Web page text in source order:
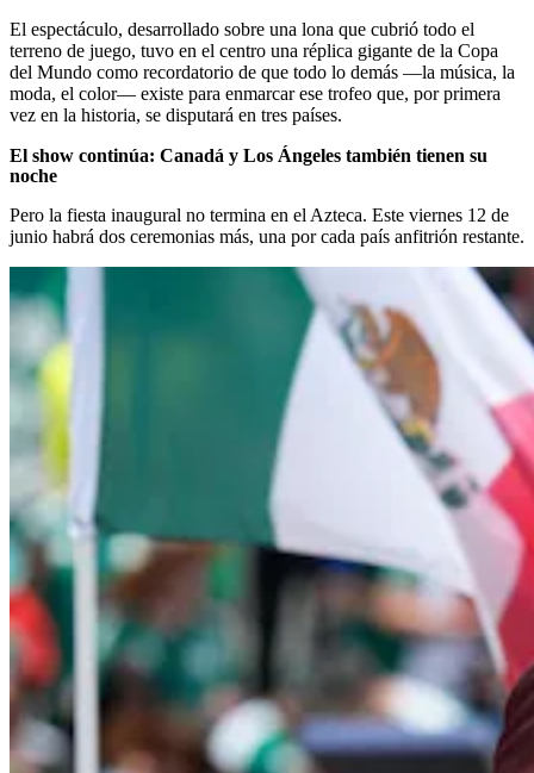
El espectáculo, desarrollado sobre una lona que cubrió todo el
terreno de juego, tuvo en el centro una réplica gigante de la Copa
del Mundo como recordatorio de que todo lo demás —la música, la
moda, el color— existe para enmarcar ese trofeo que, por primera
vez en la historia, se disputará en tres países.
El show continúa: Canadá y Los Ángeles también tienen su
noche
Pero la fiesta inaugural no termina en el Azteca. Este viernes 12 de
junio habrá dos ceremonias más, una por cada país anfitrión restante.